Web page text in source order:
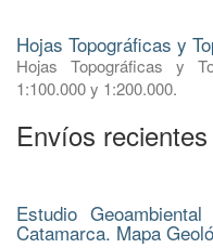
Hojas Topográficas y
Hojas Topográficas y
1:100.000 y 1:200.000.
Envíos recientes
Estudio
Catamarca. Mapa